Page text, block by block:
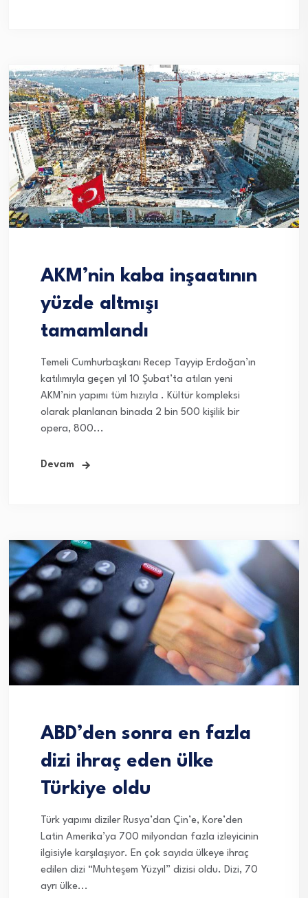
AKM’nin kaba inşaatının
yüzde altmışı
tamamlandı
Temeli Cumhurbaşkanı Recep Tayyip Erdoğan’ın
katılımıyla geçen yıl 10 Şubat’ta atılan yeni
AKM’nin yapımı tüm hızıyla . Kültür kompleksi
olarak planlanan binada 2 bin 500 kişilik bir
opera, 800...
Devam
ABD’den sonra en fazla
dizi ihraç eden ülke
Türkiye oldu
Türk yapımı diziler Rusya’dan Çin’e, Kore’den
Latin Amerika’ya 700 milyondan fazla izleyicinin
ilgisiyle karşılaşıyor. En çok sayıda ülkeye ihraç
edilen dizi “Muhteşem Yüzyıl” dizisi oldu. Dizi, 70
ayrı ülke...